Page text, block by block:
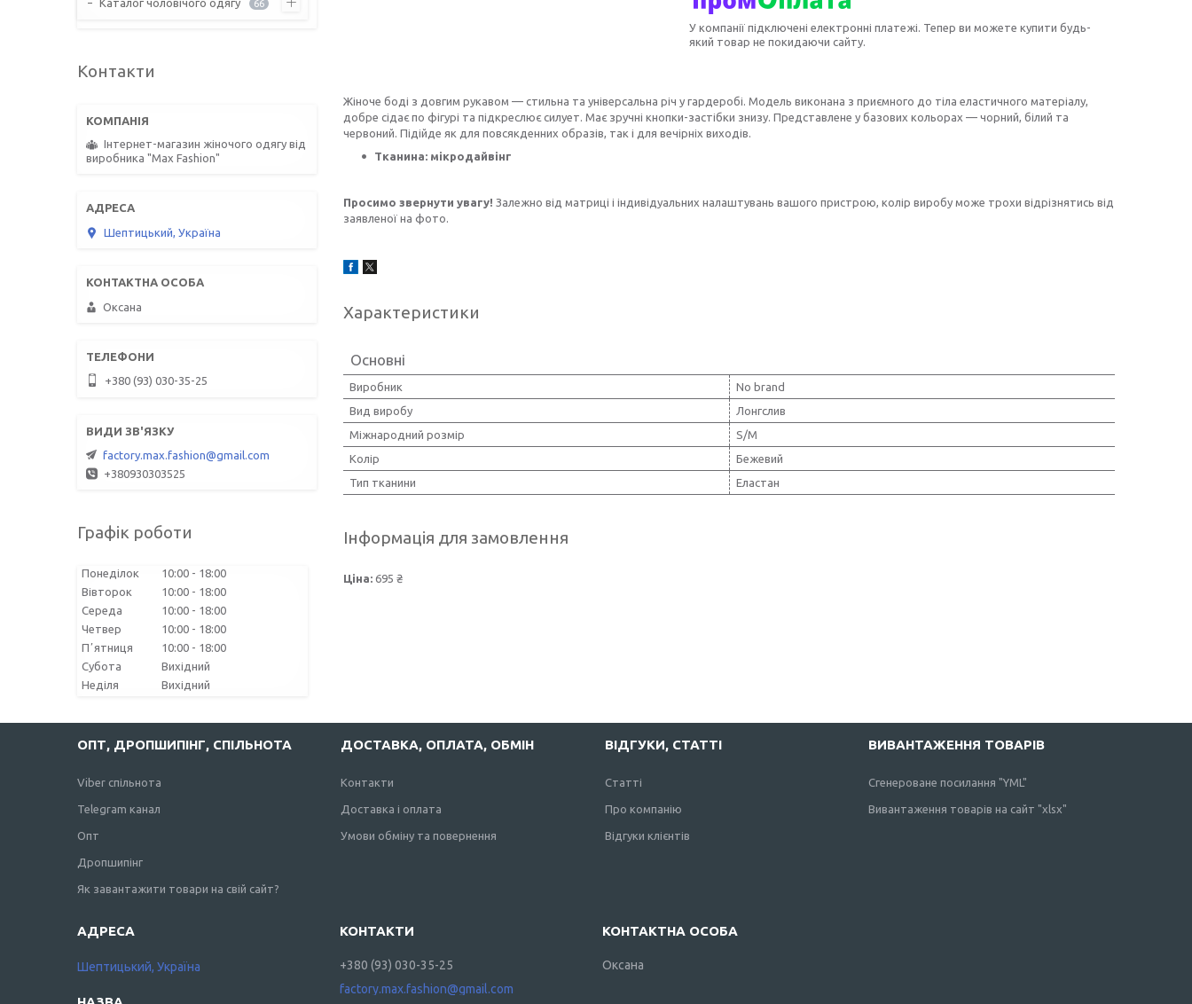
У компанії підключені електронні платежі. Тепер ви можете купити будь-
який товар не покидаючи сайту.
Жіноче боді з довгим рукавом — стильна та універсальна річ у гардеробі. Модель виконана з приємного до тіла еластичного матеріалу,
добре сідає по фігурі та підкреслює силует. Має зручні кнопки-застібки знизу. Представлене у базових кольорах — чорний, білий та
червоний. Підійде як для повсякденних образів, так і для вечірніх виходів.
Тканина: мікродайвінг
Просимо звернути увагу! Залежно від матриці і індивідуальних налаштувань вашого пристрою, колір виробу може трохи відрізнятись від
заявленої на фото.
Характеристики
Основні
Виробник
No brand
Вид виробу
Лонгслив
Міжнародний розмір
S/M
Колір
Бежевий
Тип тканини
Еластан
Інформація для замовлення
Ціна: 695 ₴
Каталог чоловічого одягу 66
Контакти
Інтернет-магазин жіночого одягу від
виробника "Max Fashion"
Шептицький, Україна
Оксана
+380 (93) 030-35-25
factory.max.fashion@gmail.com
+380930303525
Графік роботи
Понеділок 10:00
18:00
Вівторок
10:00
18:00
Середа
10:00
18:00
Четвер
10:00
18:00
Пʼятниця
10:00
18:00
Субота
Вихідний
Неділя
Вихідний
ОПТ, ДРОПШИПІНГ, СПІЛЬНОТА
Viber спільнота
Telegram канал
Опт
Дропшипінг
Як завантажити товари на свій сайт?
ДОСТАВКА, ОПЛАТА, ОБМІН
Контакти
Доставка і оплата
Умови обміну та повернення
ВІДГУКИ, СТАТТІ
Статті
Про компанію
Відгуки клієнтів
ВИВАНТАЖЕННЯ ТОВАРІВ
Сгенероване посилання "YML"
Вивантаження товарів на сайт "xlsx"
Шептицький, Україна
+380 (93) 030-35-25
factory.max.fashion@gmail.com
Оксана